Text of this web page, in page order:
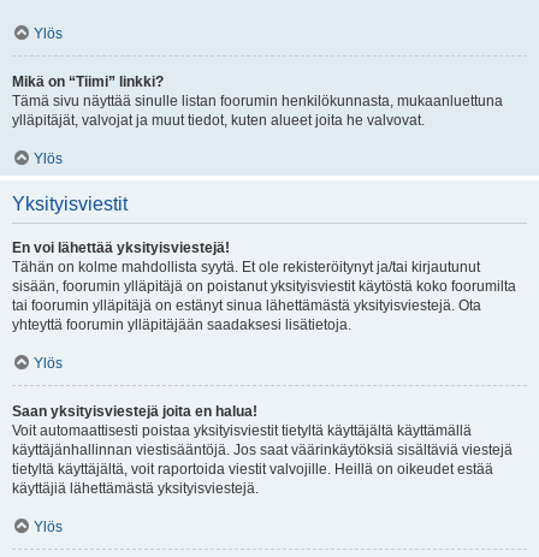
Ylös
Mikä on “Tiimi” linkki?
Tämä sivu näyttää sinulle listan foorumin henkilökunnasta, mukaanluettuna
ylläpitäjät, valvojat ja muut tiedot, kuten alueet joita he valvovat.
Ylös
Yksityisviestit
En voi lähettää yksityisviestejä!
Tähän on kolme mahdollista syytä. Et ole rekisteröitynyt ja/tai kirjautunut
sisään, foorumin ylläpitäjä on poistanut yksityisviestit käytöstä koko foorumilta
tai foorumin ylläpitäjä on estänyt sinua lähettämästä yksityisviestejä. Ota
yhteyttä foorumin ylläpitäjään saadaksesi lisätietoja.
Ylös
Saan yksityisviestejä joita en halua!
Voit automaattisesti poistaa yksityisviestit tietyltä käyttäjältä käyttämällä
käyttäjänhallinnan viestisääntöjä. Jos saat väärinkäytöksiä sisältäviä viestejä
tietyltä käyttäjältä, voit raportoida viestit valvojille. Heillä on oikeudet estää
käyttäjiä lähettämästä yksityisviestejä.
Ylös